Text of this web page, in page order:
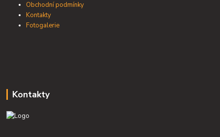
Obchodní podmínky
Kontakty
Fotogalerie
Kontakty